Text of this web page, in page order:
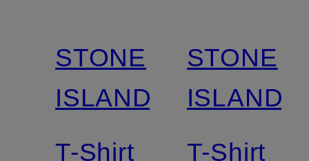
STONE
ISLAND
T-Shirt
STONE
ISLAND
T-Shirt